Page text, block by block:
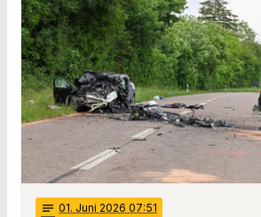
notes 01. Juni 2026 07:51